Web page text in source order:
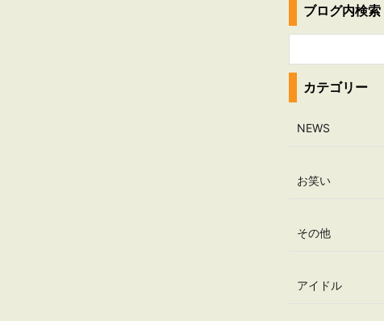
ブログ内検索
カテゴリー
NEWS
お笑い
その他
アイドル